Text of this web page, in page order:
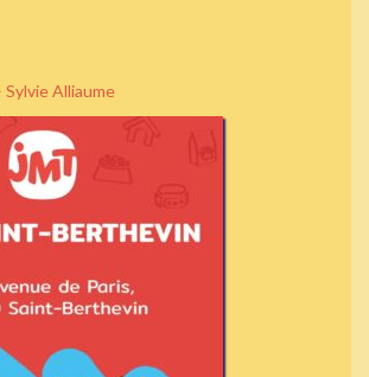
Alliaume